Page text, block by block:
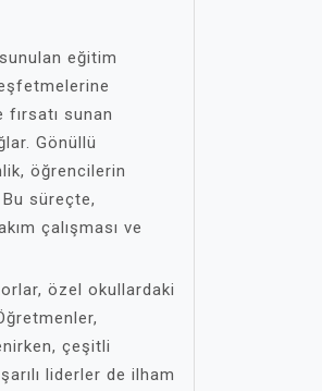
eğitim
fırsatı sunan
Gönüllü
öğrencilerin
süreçte,
çalışması ve
özel okullardaki
çeşitli
liderler de ilham